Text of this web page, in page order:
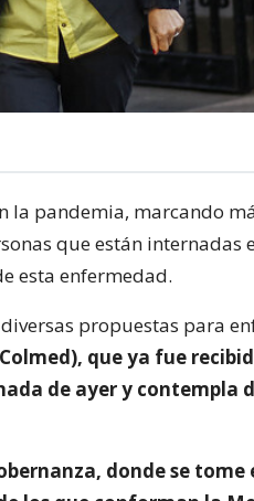
la pandemia, marcando
que están internadas
esta enfermedad.
propuestas para
que ya fue
de ayer y contempla
donde se tome